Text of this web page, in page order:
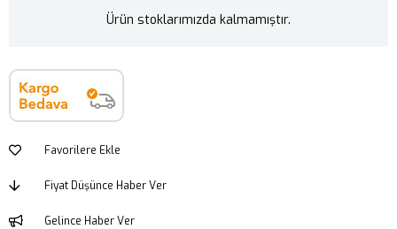
Ürün stoklarımızda kalmamıştır.
Favorilere Ekle
Fiyat Düşünce Haber Ver
Gelince Haber Ver